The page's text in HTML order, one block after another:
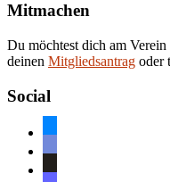
Mitmachen
Du möchtest dich am
deinen Mitgliedsantrag oder
Social